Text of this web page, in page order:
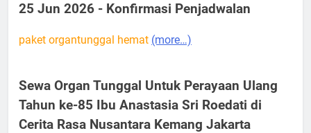
25 Jun 2026 - Konfirmasi Penjadwalan
paket organtunggal hemat (more…)
Sewa Organ Tunggal Untuk Perayaan Ulang
Tahun ke-85 Ibu Anastasia Sri Roedati di
Cerita Rasa Nusantara Kemang Jakarta